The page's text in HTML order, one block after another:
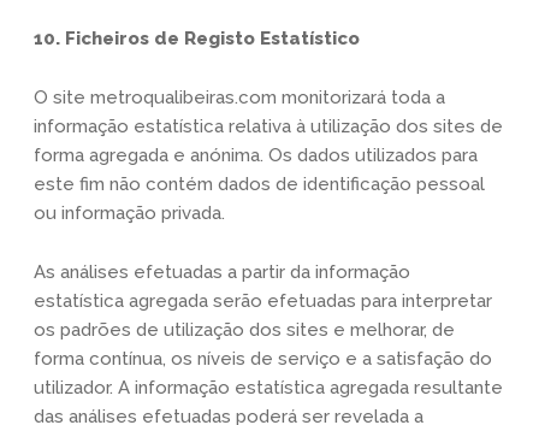
10. Ficheiros de Registo Estatístico
O site metroqualibeiras.com monitorizará toda a
informação estatística relativa à utilização dos sites de
forma agregada e anónima. Os dados utilizados para
este fim não contém dados de identificação pessoal
ou informação privada.
As análises efetuadas a partir da informação
estatística agregada serão efetuadas para interpretar
os padrões de utilização dos sites e melhorar, de
forma contínua, os níveis de serviço e a satisfação do
utilizador. A informação estatística agregada resultante
das análises efetuadas poderá ser revelada a